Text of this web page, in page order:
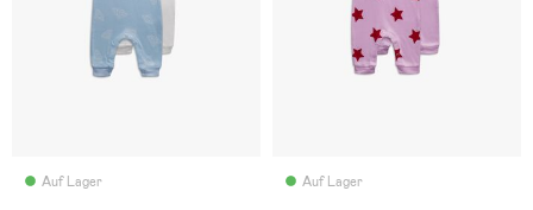
Auf Lager Auf Lager